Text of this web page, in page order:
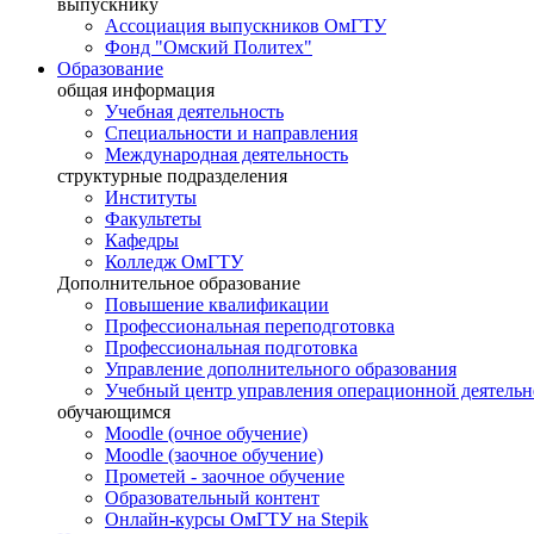
выпускнику
Ассоциация выпускников ОмГТУ
Фонд "Омский Политех"
Образование
общая информация
Учебная деятельность
Специальности и направления
Международная деятельность
структурные подразделения
Институты
Факультеты
Кафедры
Колледж ОмГТУ
Дополнительное образование
Повышение квалификации
Профессиональная переподготовка
Профессиональная подготовка
Управление дополнительного образования
Учебный центр управления операционной
обучающимся
Moodle (очное обучение)
Moodle (заочное обучение)
Прометей - заочное обучение
Образовательный контент
Онлайн-курсы ОмГТУ на Stepik